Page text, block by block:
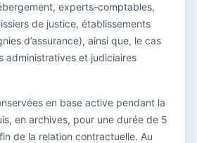
experts-comptables,
de justice, établissements
d’assurance), ainsi que, le cas
administratives et judiciaires
en base active pendant la
en archives, pour une durée de 5
de la relation contractuelle. Au